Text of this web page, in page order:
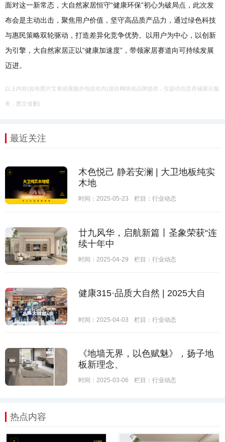
面对这一新常态，大自然家居恒守“健康环保”初心为破局点，此次发
布会是主动出击，聚焦用户价值，坚守高品质产品力，通过绿色科技
与惠民策略双轮驱动，打造差异化竞争优势。以用户为中心，以创新
为引擎，大自然家居正以“健康加速度”，带领家居赛道向可持续发展
迈进。
以上内容(如有图片文章或视频亦包括在内)源自网络或品牌提供，仅提供信息存储展示服
务，图文侵删)
最近关注
木色悦己 静若安澜 | 大卫地板纯实
木地
时间：2025-05-23 栏目： 行业动态
廿九风华，启航新篇丨圣象荣获“连
续十年中
时间：2025-04-29 栏目： 行业动态
健康315·品质大自然 | 2025大自
时间：2025-04-03 栏目： 行业动态
《地墙无界，以色赋魅》，扬子地
板新理念、
时间：2025-03-06 栏目： 行业动态
热点内容